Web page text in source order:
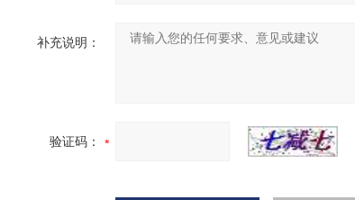
补充说明：
验证码：